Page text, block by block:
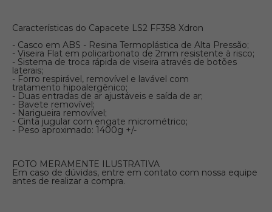
Características do Capacete LS2 FF358 Xdron
- Casco em ABS - Resina Termoplástica de Alta Pressão;
- Viseira Flat em policarbonato de 2mm resistente à risco;
- Sistema de troca rápida de viseira através de botões
laterais;
- Forro respirável, removível e lavável com
tratamento hipoalergênico;
- Duas entradas de ar ajustáveis e saída de ar;
- Bavete removível;
- Narigueira removível;
- Cinta jugular com engate micrométrico;
- Peso aproximado: 1400g +/-
FOTO MERAMENTE ILUSTRATIVA
Em caso de dúvidas, entre em contato com nossa equipe
antes de realizar a compra.